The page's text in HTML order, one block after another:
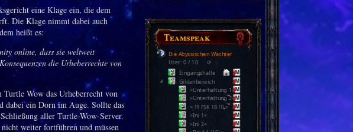
Teamspeak
Die Abyssischen Wächter
User: 0 / 10 ⟳
Eingangshalle
Gildenbereich
>Unterhaltung 1<
>Unterhaltung 2<
> !!! FSK 18 !!! <
>Ini 1<
>Ini 2<
eine Klage ein, die dem
Die Klage nimmt dabei auch
heißt es:
online, dass sie weltweit
die Urheberrechte von
Wow das Urheberrecht von
dabei ein Dorn im Auge. Sollte das
aller Turtle-Wow-Server.
weiter fortführen und müssen